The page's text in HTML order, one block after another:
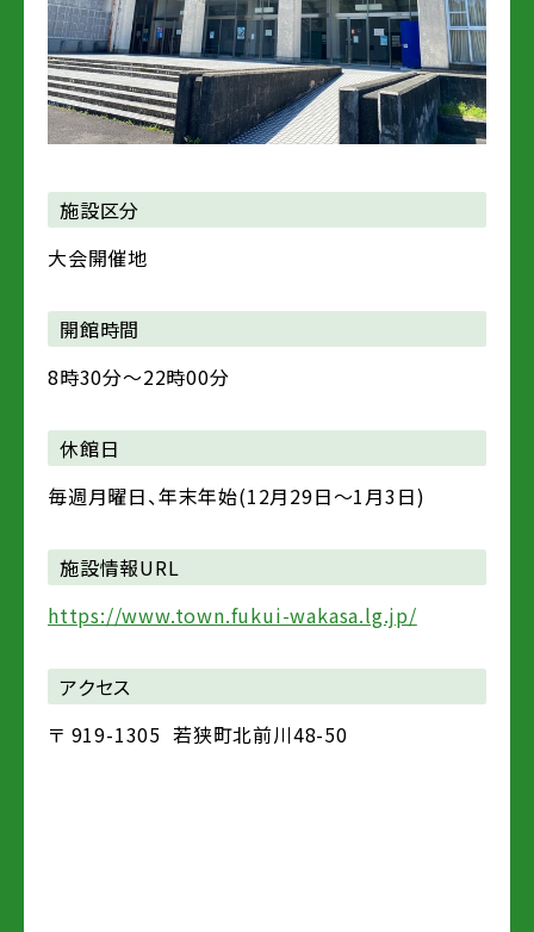
施設区分
大会開催地
開館時間
8時30分～22時00分
休館日
毎週月曜日、年末年始(12月29日～1月3日)
施設情報URL
https://www.town.fukui-wakasa.lg.jp/
アクセス
〒 919-1305 若狭町北前川48-50